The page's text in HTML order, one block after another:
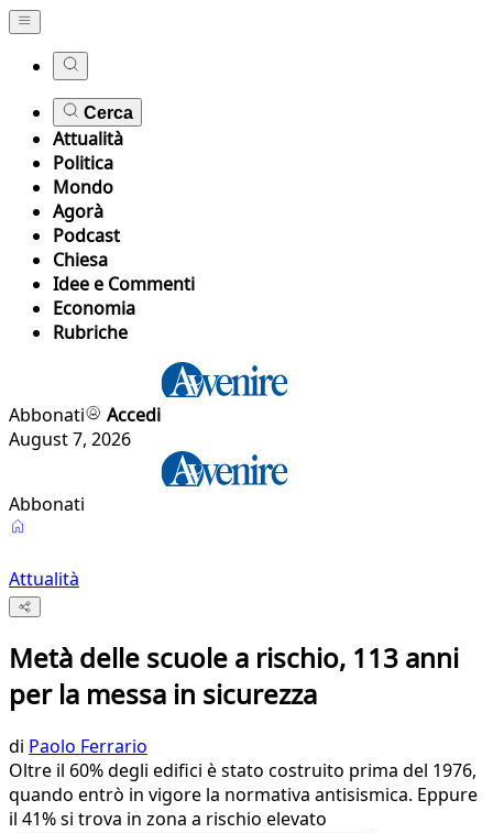
Cerca
Attualità
Politica
Mondo
Agorà
Podcast
Chiesa
Idee e Commenti
Economia
Rubriche
Abbonati
Accedi
August 7, 2026
Abbonati
Attualità
Metà delle scuole a rischio, 113 anni
per la messa in sicurezza
di Paolo Ferrario
Oltre il 60% degli edifici è stato costruito prima del 1976,
quando entrò in vigore la normativa antisismica. Eppure
il 41% si trova in zona a rischio elevato